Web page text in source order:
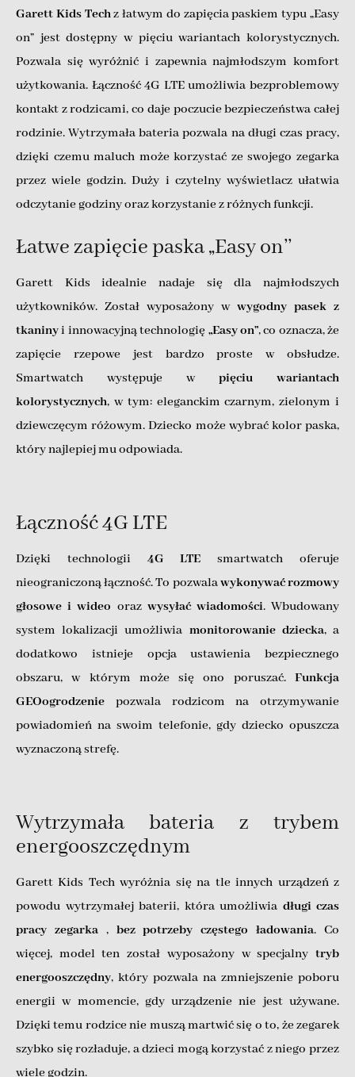
Garett Kids Techz łatwym do zapięcia paskiem typu „Easy
on” jest dostępny w pięciu wariantach kolorystycznych.
Pozwala się wyróżnić i zapewnia najmłodszym komfort
użytkowania. Łączność 4G LTE umożliwia bezproblemowy
kontakt z rodzicami, co daje poczucie bezpieczeństwa całej
rodzinie. Wytrzymała bateria pozwala na długi czas pracy,
dzięki czemu maluch może korzystać ze swojego zegarka
przez wiele godzin. Duży i czytelny wyświetlacz ułatwia
odczytanie godziny oraz korzystanie z różnych funkcji.
Łatwe zapięcie paska „Easy on’’
Garett Kids idealnie nadaje się dla najmłodszych
użytkowników. Został wyposażony w wygodny pasek z
tkaninyi innowacyjną technologię „Easy on”, co oznacza, że
zapięcie rzepowe jest bardzo proste w obsłudze.
Smartwatch występuje w pięciu wariantach
kolorystycznych, w tym: eleganckim czarnym, zielonym i
dziewczęcym różowym. Dziecko może wybrać kolor paska,
który najlepiej mu odpowiada.
Łączność 4G LTE
Dzięki technologii 4G LTE smartwatch oferuje
nieograniczoną łączność. To pozwalawykonywać rozmowy
głosowe i wideo oraz wysyłać wiadomości. Wbudowany
system lokalizacji umożliwia monitorowanie dziecka, a
dodatkowo istnieje opcja ustawienia bezpiecznego
obszaru, w którym może się ono poruszać. Funkcja
GEOogrodzenie pozwala rodzicom na otrzymywanie
powiadomień na swoim telefonie, gdy dziecko opuszcza
wyznaczoną strefę.
Wytrzymała bateria z trybem
energooszczędnym
Garett Kids Tech wyróżnia się na tle innych urządzeń z
powodu wytrzymałej baterii, która umożliwia długi czas
pracy zegarka, bez potrzeby częstego ładowania. Co
więcej, model ten został wyposażony w specjalny tryb
energooszczędny, który pozwala na zmniejszenie poboru
energii w momencie, gdy urządzenie nie jest używane.
Dzięki temu rodzice nie muszą martwić się o to, że zegarek
szybko się rozładuje, a dzieci mogą korzystać z niego przez
wiele godzin.